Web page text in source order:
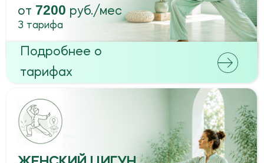
Подробнее о
тарифах
НЭЙГУН
И ТАЙЦЗИЦЮАНЬ
от6480руб./мес
3 тарифа
с Марией Кузмицкой